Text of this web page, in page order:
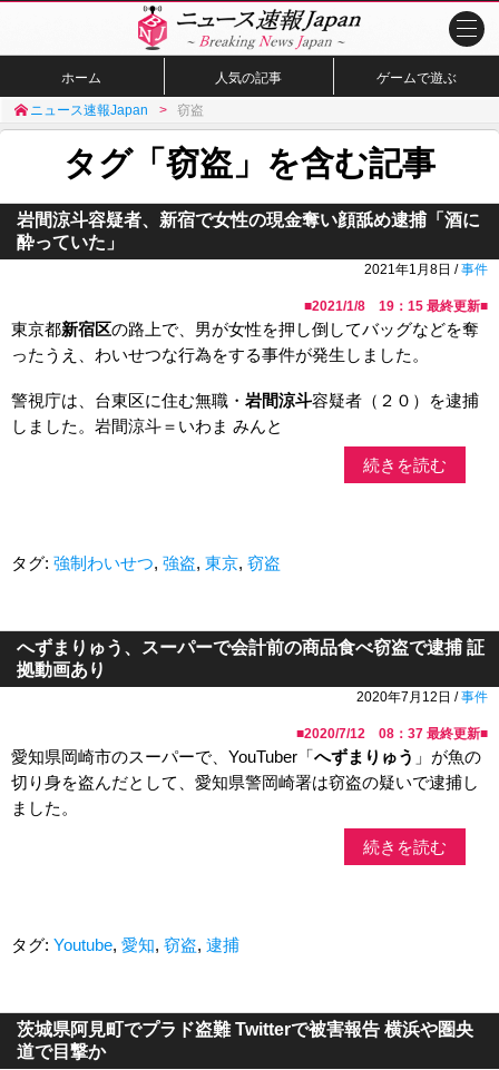
ホーム 人気の記事 ゲームで遊ぶ
ニュース速報Japan 窃盗
タグ「窃盗」を含む記事
岩間涼斗容疑者、新宿で女性の現金奪い顔舐め逮捕「酒に
酔っていた」
2021年1月8日 /事件
■2021/1/8 19：15 最終更新■
東京都新宿区の路上で、男が女性を押し倒してバッグなどを奪
ったうえ、わいせつな行為をする事件が発生しました。
警視庁は、台東区に住む無職・ 岩間涼斗容疑者（２０）を逮捕
しました。岩間涼斗＝いわま みんと
続きを読む
タグ: 強制わいせつ, 強盗, 東京, 窃盗
へずまりゅう、スーパーで会計前の商品食べ窃盗で逮捕 証
拠動画あり
2020年7月12日 /事件
■2020/7/12 08：37 最終更新■
愛知県岡崎市のスーパーで、YouTuber「へずまりゅう 」が魚の
切り身を盗んだとして、愛知県警岡崎署は窃盗の疑いで逮捕し
ました。
続きを読む
タグ: Youtube, 愛知, 窃盗, 逮捕
茨城県阿見町でプラド盗難 Twitterで被害報告 横浜や圏央
道で目撃か